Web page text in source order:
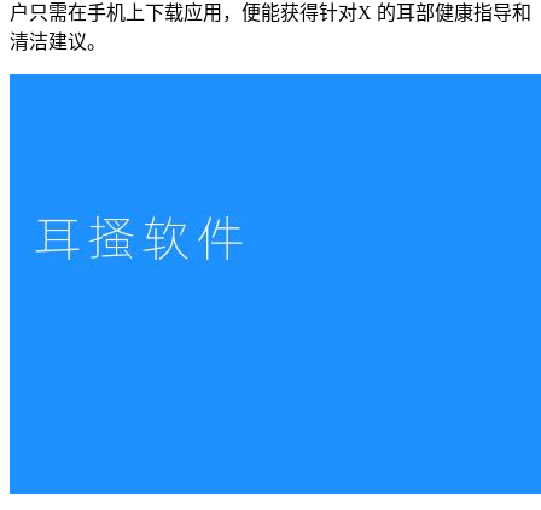
户只需在手机上下载应用，便能获得针对X 的耳部健康指导和
清洁建议。